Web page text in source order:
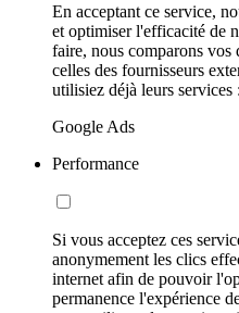
En acceptant ce service,
et optimiser l'efficacité de
faire, nous comparons vos
celles des fournisseurs
utilisiez déjà leurs services :
Google Ads
Performance
Si vous acceptez ces
anonymement les clics
internet afin de pouvoir
permanence l'expérience